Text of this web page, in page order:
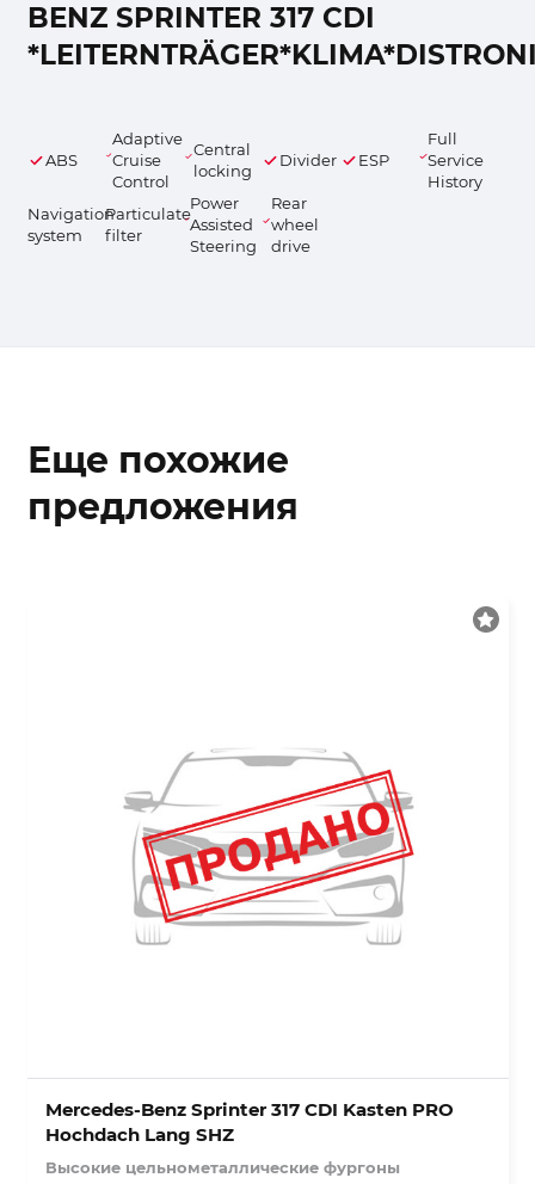
BENZ SPRINTER 317 CDI
ABS
Adaptive
Cruise
Control
Central
locking
Divider ESP
Full
Service
History
Navigation
system
Particulate
filter
Power
Assisted
Steering
Rear
wheel
drive
Еще похожие
предложения
Mercedes-Benz Sprinter 317 CDI Kasten PRO
Hochdach Lang SHZ
Высокие цельнометаллические фургоны